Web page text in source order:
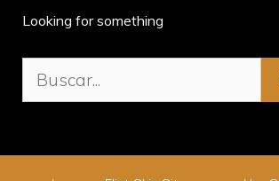
Looking for something
Buscar: